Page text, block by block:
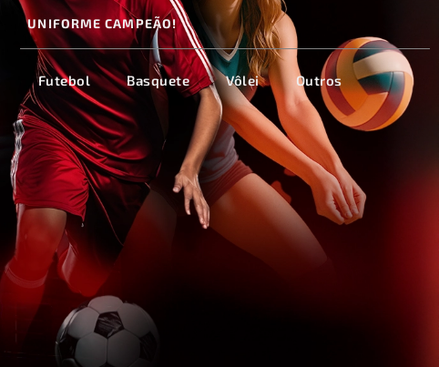
UNIFORME CAMPEÃO!
Futebol Basquete Vôlei Outros